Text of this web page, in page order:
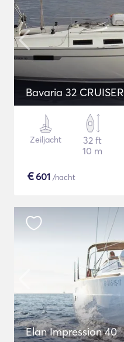
Bavaria 32 CRUISER
Zeiljacht
32 ft
10 m
€601 /nacht
Elan Impression 40